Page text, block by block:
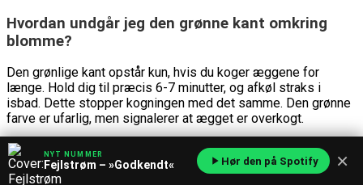
Hvordan undgår jeg den grønne kant omkring
blomme?
Den grønlige kant opstår kun, hvis du koger æggene for
længe. Hold dig til præcis 6-7 minutter, og afkøl straks i
isbad. Dette stopper kogningen med det samme. Den grønne
farve er ufarlig, men signalerer at ægget er overkogt.
Kan jeg lave smilende æg i mikroovnen?
NYT NUMMER
Fejlstrøm – »Godkendt« Hør den på Spotify ×